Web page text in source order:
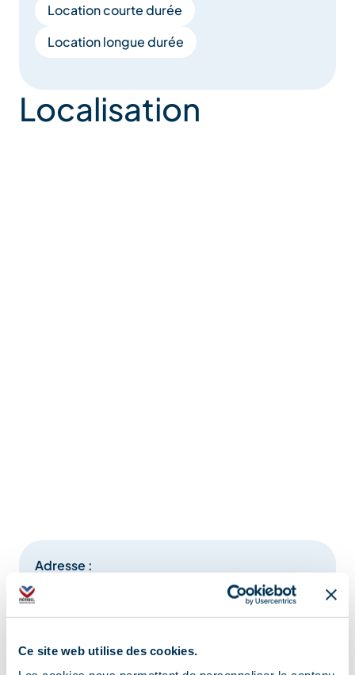
Ce site web utilise des cookies.
Location courte durée
Location longue durée
Localisation
Adresse :
567 Rue de la Prairie, 73350 Bozel